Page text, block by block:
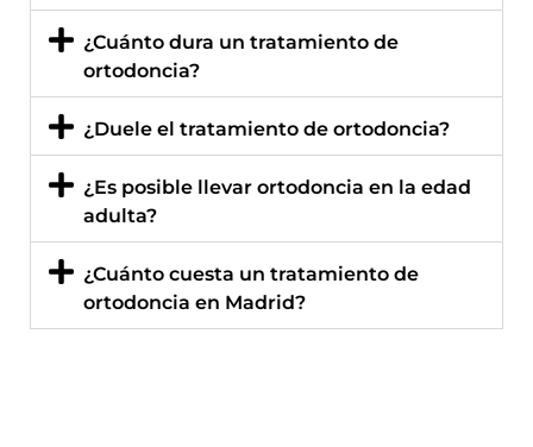
¿Cuánto dura un tratamiento de
ortodoncia?
¿Duele el tratamiento de ortodoncia?
¿Es posible llevar ortodoncia en la edad
adulta?
¿Cuánto cuesta un tratamiento de
ortodoncia en Madrid?